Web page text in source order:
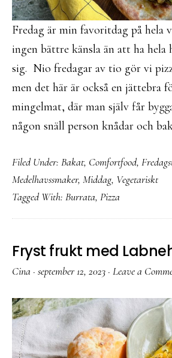
Fredag är min favoritdag på hela
ingen bättre känsla än att ha hela
sig. Nio fredagar av tio gör vi
men det här är också en jättebra
mingelmat, där man själv får
någon snäll person knådar och
Filed Under: Bakat, Comfortfood,
Medelhavssmaker, Middag, Vegetariskt
Tagged With: Burrata, Pizza
Fryst frukt med
Cina · september 12, 2023 · Leave a